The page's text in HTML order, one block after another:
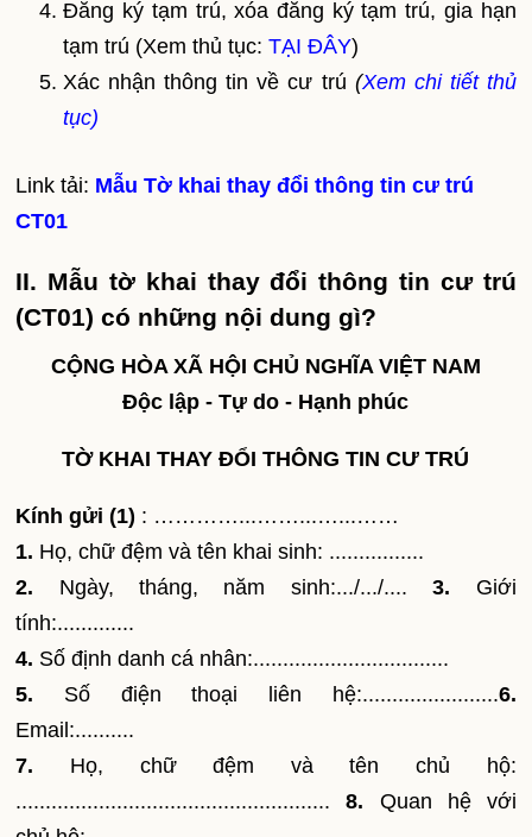
Đăng ký tạm trú, xóa đăng ký tạm trú, gia hạn
tạm trú (Xem thủ tục:TẠI ĐÂY)
Xác nhận thông tin về cư trú (Xem chi tiết thủ
tục)
Link tải: Mẫu Tờ khai thay đổi thông tin cư trú
CT01
II. Mẫu tờ khai thay đổi thông tin cư trú
(CT01) có những nội dung gì?
CỘNG HÒA XÃ HỘI CHỦ NGHĨA VIỆT NAM
Độc lập - Tự do - Hạnh phúc
TỜ KHAI THAY ĐỔI THÔNG TIN CƯ TRÚ
Kính gửi (1) : …………...……...…...……
1. Họ, chữ đệm và tên khai sinh: ................
2. Ngày, tháng, năm sinh:.../.../....3. Giới
tính:.............
4. Số định danh cá nhân:.................................
5. Số điện thoại liên hệ:.......................6.
Email:..........
7. Họ, chữ đệm và tên chủ hộ:
.....................................................8. Quan hệ với